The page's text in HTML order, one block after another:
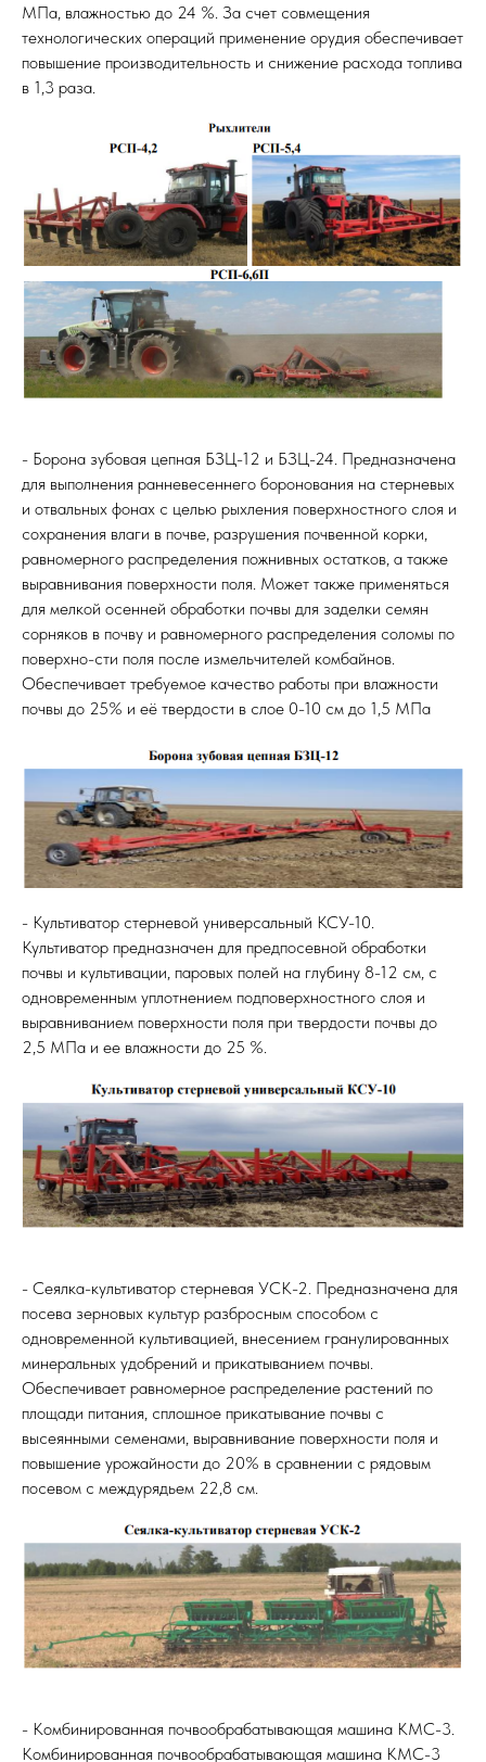
МПа, влажностью до 24 %. За счет совмещения
технологических операций применение орудия обеспечивает
повышение производительность и снижение расхода топлива
в 1,3 раза.
- Борона зубовая цепная БЗЦ-12 и БЗЦ-24. Предназначена
для выполнения ранневесеннего боронования на стерневых
и отвальных фонах с целью рыхления поверхностного слоя и
сохранения влаги в почве, разрушения почвенной корки,
равномерного распределения пожнивных остатков, а также
выравнивания поверхности поля. Может также применяться
для мелкой осенней обработки почвы для заделки семян
сорняков в почву и равномерного распределения соломы по
поверхно-сти поля после измельчителей комбайнов.
Обеспечивает требуемое качество работы при влажности
почвы до 25% и её твердости в слое 0-10 см до 1,5 МПа
- Культиватор стерневой универсальный КСУ-10.
Культиватор предназначен для предпосевной обработки
почвы и культивации, паровых полей на глубину 8-12 см, с
одновременным уплотнением подповерхностного слоя и
выравниванием поверхности поля при твердости почвы до
2,5 МПа и ее влажности до 25 %.
- Сеялка-культиватор стерневая УСК-2. Предназначена для
посева зерновых культур разбросным способом с
одновременной культивацией, внесением гранулированных
минеральных удобрений и прикатыванием почвы.
Обеспечивает равномерное распределение растений по
площади питания, сплошное прикатывание почвы с
высеянными семенами, выравнивание поверхности поля и
повышение урожайности до 20% в сравнении с рядовым
посевом с междурядьем 22,8 см.
- Комбинированная почвообрабатывающая машина КМС-3.
Комбинированная почвообрабатывающая машина КМС-3